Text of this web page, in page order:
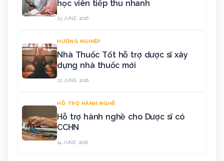
học viên tiếp thu nhanh
23 JUNE, 2026
HƯỚNG NGHIỆP
Nhà Thuốc Tốt hỗ trợ dược sĩ xây
dựng nhà thuốc mới
22 JUNE, 2026
HỔ TRỢ HÀNH NGHỀ
Hỗ trợ hành nghề cho Dược sĩ có
CCHN
14 JUNE, 2026